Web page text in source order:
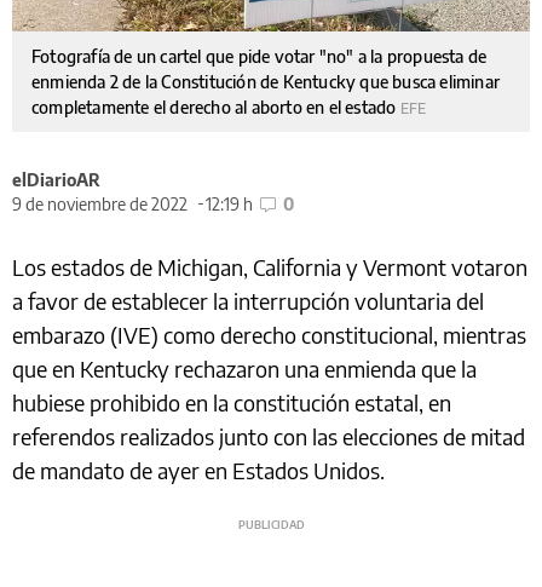
Fotografía de un cartel que pide votar "no" a la propuesta de
enmienda 2 de la Constitución de Kentucky que busca eliminar
completamente el derecho al aborto en el estado EFE
elDiarioAR
9 de noviembre de 2022
12:19 h 0
Los estados de Michigan, California y Vermont votaron
a favor de establecer la interrupción voluntaria del
embarazo (IVE) como derecho constitucional, mientras
que en Kentucky rechazaron una enmienda que la
hubiese prohibido en la constitución estatal, en
referendos realizados junto con las elecciones de mitad
de mandato de ayer en Estados Unidos.